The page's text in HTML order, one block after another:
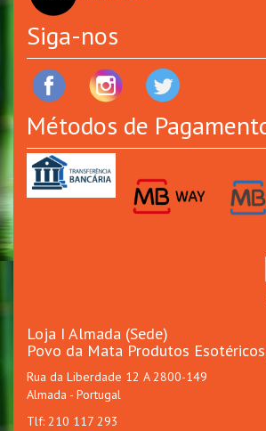
Siga-nos
Métodos de
Loja I Almada (Sede)
Povo da Mata Produtos
Rua da Liberdade 12 A 2800-149
Almada - Portugal
Tlf: 210 117 293